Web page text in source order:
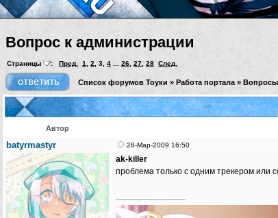
Вопрос к администрации
Страницы : Пред. 1, 2, 3, 4 ... 26, 27, 28 След.
Список форумов Тоуки » Работа портала »
Автор
batyrmastyr 28-Мар-2009 16:50
ak-killer
проблема только с одним трекером или